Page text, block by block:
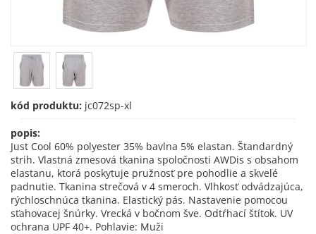
kód produktu: jc072sp-xl
popis:
Just Cool 60% polyester 35% bavlna 5% elastan. Štandardný
strih. Vlastná zmesová tkanina spoločnosti AWDis s obsahom
elastanu, ktorá poskytuje pružnosť pre pohodlie a skvelé
padnutie. Tkanina strečová v 4 smeroch. Vlhkosť odvádzajúca,
rýchloschnúca tkanina. Elastický pás. Nastavenie pomocou
sťahovacej šnúrky. Vrecká v bočnom šve. Odtŕhací štítok. UV
ochrana UPF 40+. Pohlavie: Muži